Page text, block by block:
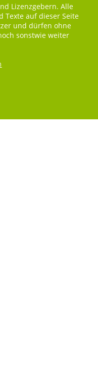
Lizenzgebern. Alle
Texte auf dieser Seite
und dürfen ohne
sonstwie weiter